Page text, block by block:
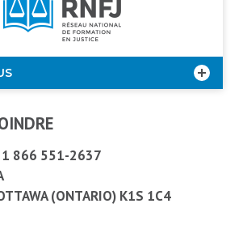
1 866 551-2637
(ONTARIO) K1S 1C4